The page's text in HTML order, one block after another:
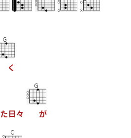
G
く
た日々
G
が
C